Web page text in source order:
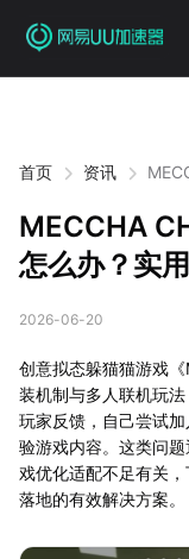
首页 资讯
MECCHA
怎么办？实
2026-06-20
创意拟态躲猫猫游戏
装机制与多人联机玩
玩家反馈，自己尝试
验游戏内容。这类问
戏优化适配不足有关
落地的有效解决方案。